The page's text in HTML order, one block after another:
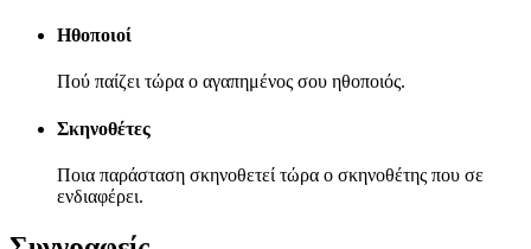
Ηθοποιοί
Πού παίζει τώρα ο αγαπημένος σου ηθοποιός.
Σκηνοθέτες
Ποια παράσταση σκηνοθετεί τώρα ο σκηνοθέτης που σε
ενδιαφέρει.